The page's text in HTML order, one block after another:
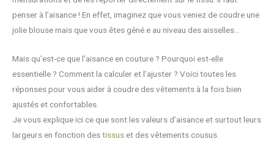
penser à l’aisance ! En effet, imaginez que vous veniez de coudre une
jolie blouse mais que vous êtes gêné.e au niveau des aisselles…
Mais qu’est-ce que l’aisance en couture ? Pourquoi est-elle
essentielle ? Comment la calculer et l’ajuster ? Voici toutes les
réponses pour vous aider à coudre des vêtements à la fois bien
ajustés et confortables.
Je vous explique ici ce que sont les valeurs d’aisance et surtout leurs
largeurs en fonction destissus et des vêtements cousus.